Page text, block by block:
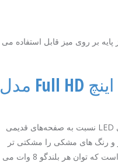
پایه بر روی میز قابل استفاده می
تلویزیون جی پلاس 43 اینچ Full HD مدل
تکنولوژی صفحه این محصول تخت و از فناوری ال ای دی تولید شده است. فناوری LED نسبت به صفحه‌های قدیمی
و رنگ های مشکی را مشکتی تر
نمایش می‌دهد. سیستم صوتی این دستگاه 2 کاناله و دارای توان خروجی 16 وات است که توان هر بلندگو 8 وات می